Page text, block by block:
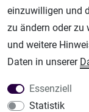
Modellbau-City
Modellbau Shop
Plotter-City
Schneideplotter,
Küchen Zubehör -
einzuwilligen und
zu ändern oder zu
und weitere
Daten in unserer
Essenziell
Statistik